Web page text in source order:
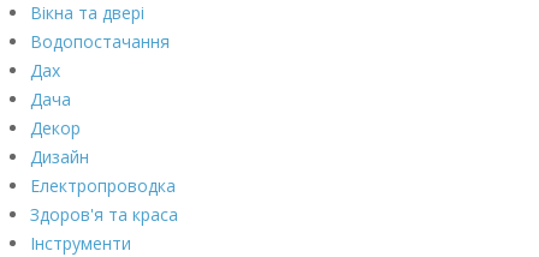
Вікна та двері
Водопостачання
Дах
Дача
Декор
Дизайн
Електропроводка
Здоров'я та краса
Інструменти